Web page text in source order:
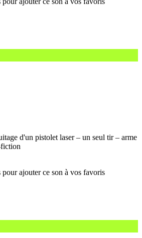
d'un pistolet laser – un seul tir – arme